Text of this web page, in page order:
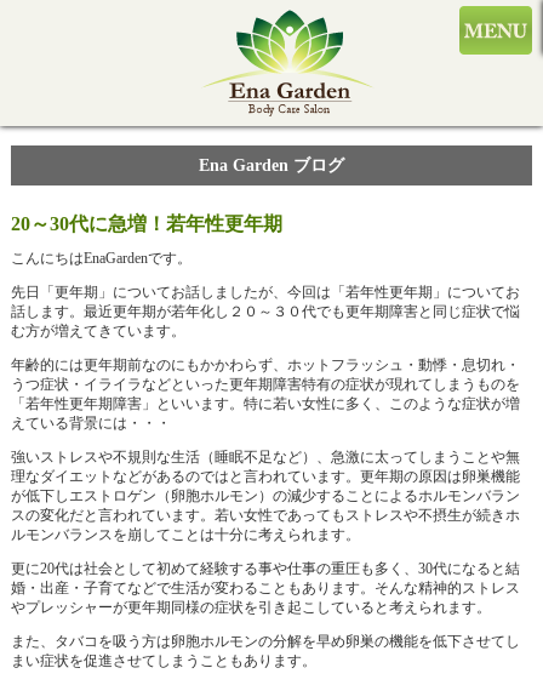
Ena Garden ブログ
20～30代に急増！若年性更年期
こんにちはEnaGardenです。
先日「更年期」についてお話しましたが、今回は「若年性更年期」についてお
話します。最近更年期が若年化し２０～３０代でも更年期障害と同じ症状で悩
む方が増えてきています。
年齢的には更年期前なのにもかかわらず、ホットフラッシュ・動悸・息切れ・
うつ症状・イライラなどといった更年期障害特有の症状が現れてしまうものを
「若年性更年期障害」といいます。特に若い女性に多く、このような症状が増
えている背景には・・・
強いストレスや不規則な生活（睡眠不足など）、急激に太ってしまうことや無
理なダイエットなどがあるのではと言われています。更年期の原因は卵巣機能
が低下しエストロゲン（卵胞ホルモン）の減少することによるホルモンバラン
スの変化だと言われています。若い女性であってもストレスや不摂生が続きホ
ルモンバランスを崩してことは十分に考えられます。
更に20代は社会として初めて経験する事や仕事の重圧も多く、30代になると結
婚・出産・子育てなどで生活が変わることもあります。そんな精神的ストレス
やプレッシャーが更年期同様の症状を引き起こしていると考えられます。
また、タバコを吸う方は卵胞ホルモンの分解を早め卵巣の機能を低下させてし
まい症状を促進させてしまうこともあります。